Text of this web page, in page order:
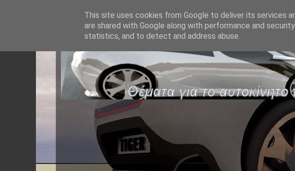
This site uses cookies from Google to deliver its services
are shared with Google along with performance and
statistics, and to detect and address abuse.